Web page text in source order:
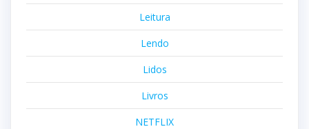
Leitura
Lendo
Lidos
Livros
NETFLIX